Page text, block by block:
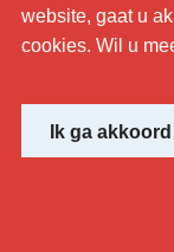
website, gaat u
cookies. Wil u
Ik ga akkoord